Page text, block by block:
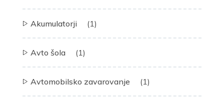
Akumulatorji (1)
Avto šola (1)
Avtomobilsko zavarovanje (1)